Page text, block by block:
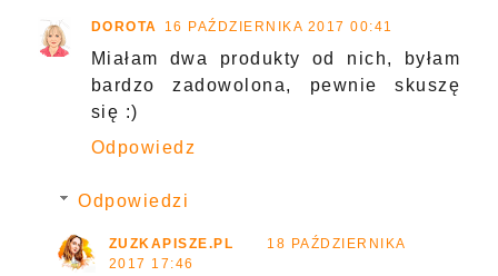
DOROTA 16 PAŹDZIERNIKA 2017 00:41
Miałam dwa produkty od nich, byłam
bardzo zadowolona, pewnie skuszę
się :)
Odpowiedz
Odpowiedzi
ZUZKAPISZE.PL
18 PAŹDZIERNIKA
2017 17:46